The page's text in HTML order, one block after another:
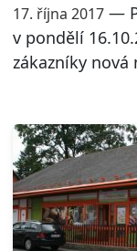
17. října 2017—
v pondělí
zákazníky nová